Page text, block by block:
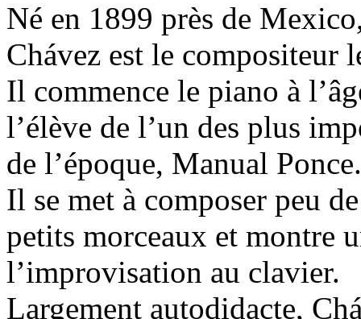
Né en 1899 près de
Chávez est le compositeur
Il commence le piano à
l’élève de l’un des plus
de l’époque, Manual Ponce.
Il se met à composer peu
petits morceaux et montre
l’improvisation au clavier.
Largement autodidacte,